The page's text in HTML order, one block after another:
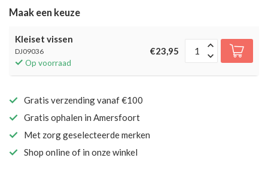
Maak een keuze
Kleiset vissen
DJ09036
Op voorraad
€23,95
Gratis verzending vanaf €100
Gratis ophalen in Amersfoort
Met zorg geselecteerde merken
Shop online of in onze winkel